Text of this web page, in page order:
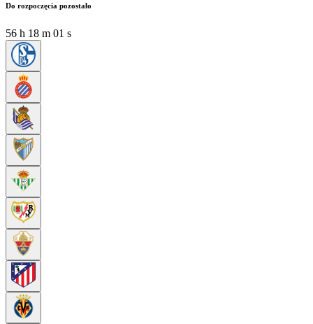
Do rozpoczęcia pozostało
56 h 18 m 00 s